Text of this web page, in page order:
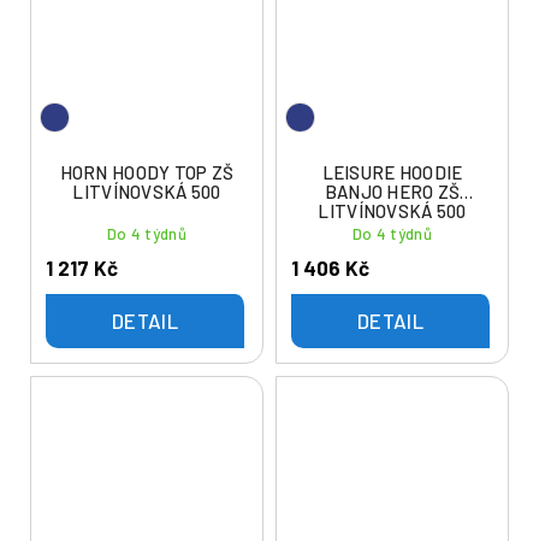
HORN HOODY TOP ZŠ
LITVÍNOVSKÁ 500
Do 4 týdnů
1 217 Kč
DETAIL
LEISURE HOODIE
BANJO HERO ZŠ
LITVÍNOVSKÁ 500
Do 4 týdnů
1 406 Kč
DETAIL